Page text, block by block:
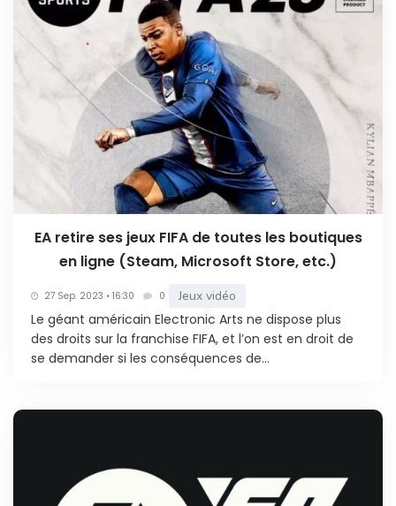
EA retire ses jeux FIFA de toutes les boutiques
en ligne (Steam, Microsoft Store, etc.)
27 Sep. 2023 • 16:30 0 Jeux vidéo
Le géant américain Electronic Arts ne dispose plus
des droits sur la franchise FIFA, et l’on est en droit de
se demander si les conséquences de...